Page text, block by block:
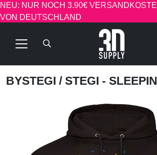
NEU: NUR NOCH 3.90€
VON DEUTSCHLAND
BYSTEGI / STEGI -